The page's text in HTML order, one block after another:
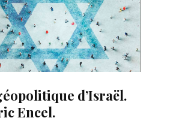
d’Israël.
Encel.